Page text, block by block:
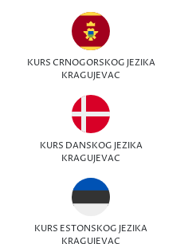
KURS CRNOGORSKOG JEZIKA
KRAGUJEVAC
KURS DANSKOG JEZIKA
KRAGUJEVAC
KURS ESTONSKOG JEZIKA
KRAGUJEVAC